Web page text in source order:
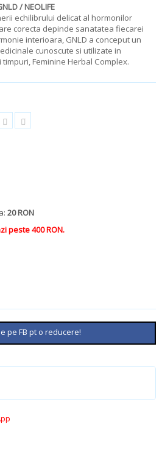
/ NEOLIFE
echilibrului delicat al hormonilor
corecta depinde sanatatea fiecarei
interioara, GNLD a conceput un
cunoscute si utilizate in
Feminine Herbal Complex.
20 RON
peste 400 RON.
pe FB pt o reducere!